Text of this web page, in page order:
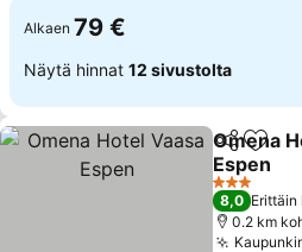
Alkaen 79 €
Näytä hinnat 12 sivustolta
Jaa
Omena
Espen
Katso
3 Tähtiluokitus
8,0 Erittäin
0.2 km